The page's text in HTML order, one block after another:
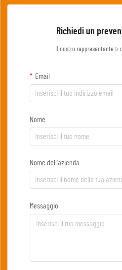
Richiedi un
Il nostro rappresentante ti
Email
Nome
Nome dell'azienda
Messaggio